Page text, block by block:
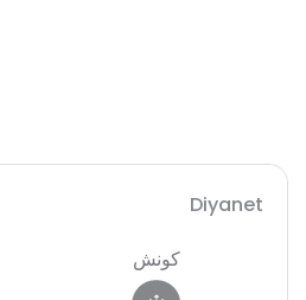
Diyanet
كونش